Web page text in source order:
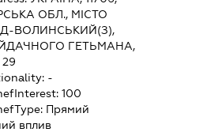
ОБЛ., МІСТО
ВОЛИНСЬКИЙ(З),
ГЕТЬМАНА,
-
100
Прямий
вплив